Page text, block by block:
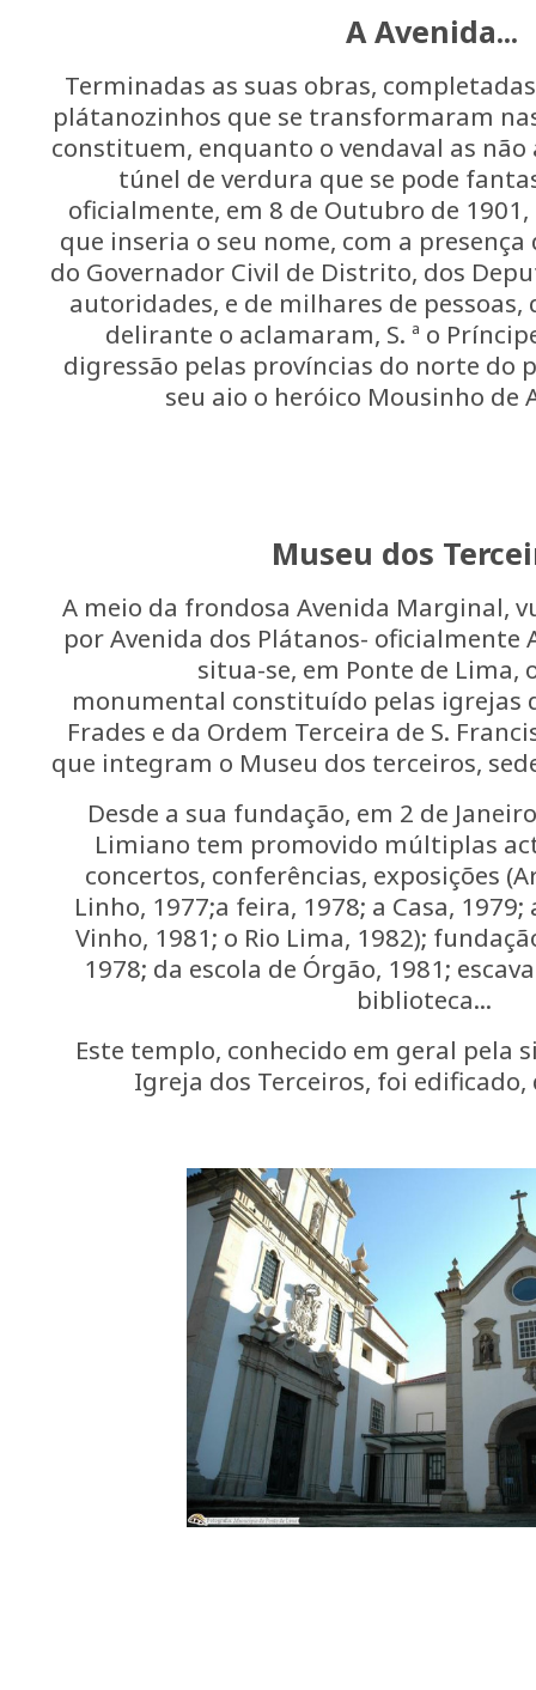
A Avenida...
Terminadas as suas obras,
plátanozinhos que se transformaram
constituem, enquanto o vendaval as
túnel de verdura que se pode
oficialmente, em 8 de Outubro de
que inseria o seu nome, com a
do Governador Civil de Distrito, dos
autoridades, e de milhares de
delirante o aclamaram, S. ª o
digressão pelas províncias do norte do
seu aio o heróico Mousinho de
Museu dos
A meio da frondosa Avenida Marginal,
por Avenida dos Plátanos- oficialmente
situa-se, em Ponte de Lima,
monumental constituído pelas igrejas
Frades e da Ordem Terceira de S.
que integram o Museu dos terceiros,
Desde a sua fundação, em 2 de
Limiano tem promovido múltiplas
concertos, conferências, exposições
Linho, 1977;a feira, 1978; a Casa, 1979;
Vinho, 1981; o Rio Lima, 1982);
1978; da escola de Órgão, 1981;
biblioteca...
Este templo, conhecido em geral pela
Igreja dos Terceiros, foi edificado,